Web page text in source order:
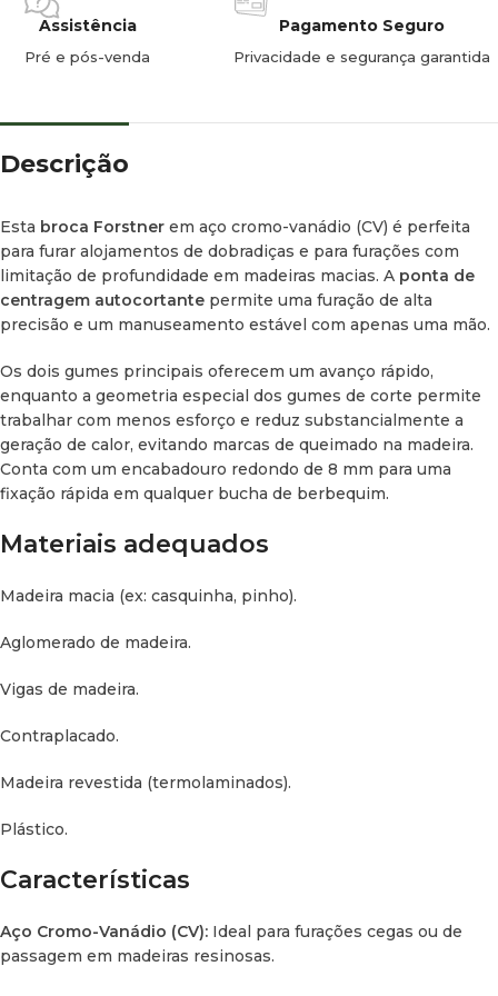
Plástico.
Características
Aço Cromo-Vanádio (CV):Ideal para furações cegas ou de
não “foge” do centro no início do furo.
Gumes periféricos dentados:Permitem um corte limpo
das fibras da madeira nas extremidades do furo.
Geometria Térmica:Desenhada para minimizar a fricção e o
Encabadouro de 8 mm:Compatível com a maioria das
aparafusadoras e berbequins.
Especificações técnicas
Diâmetro da broca:
40 mm (ideal para dobradiças de
grandes dimensões ou passagens de cabos).
Material:CV (Cromo-Vanádio).
Versão do encabadouro:
Diâmetro do encabadouro:
Comprimento total:
Sentido de rotação:Direita.
Velocidade máx. de rotação:
Assistência
Pré e pós-venda
Pagamento Seguro
Privacidade e segurança garantida
Descrição
Esta broca Forstner em aço cromo-vanádio (CV) é perfeita
para furar alojamentos de dobradiças e para furações com
limitação de profundidade em madeiras macias. A ponta de
centragem autocortante permite uma furação de alta
precisão e um manuseamento estável com apenas uma mão.
Os dois gumes principais oferecem um avanço rápido,
enquanto a geometria especial dos gumes de corte permite
trabalhar com menos esforço e reduz substancialmente a
geração de calor, evitando marcas de queimado na madeira.
Conta com um encabadouro redondo de 8 mm para uma
fixação rápida em qualquer bucha de berbequim.
Materiais adequados
Madeira macia (ex: casquinha, pinho).
Aglomerado de madeira.
Vigas de madeira.
Contraplacado.
Madeira revestida (termolaminados).
Plástico.
Características
Aço Cromo-Vanádio (CV): Ideal para furações cegas ou de
passagem em madeiras resinosas.